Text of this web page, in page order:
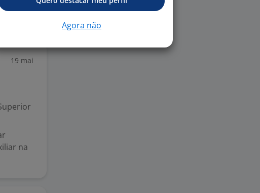
e
19 mai
na
Agora não